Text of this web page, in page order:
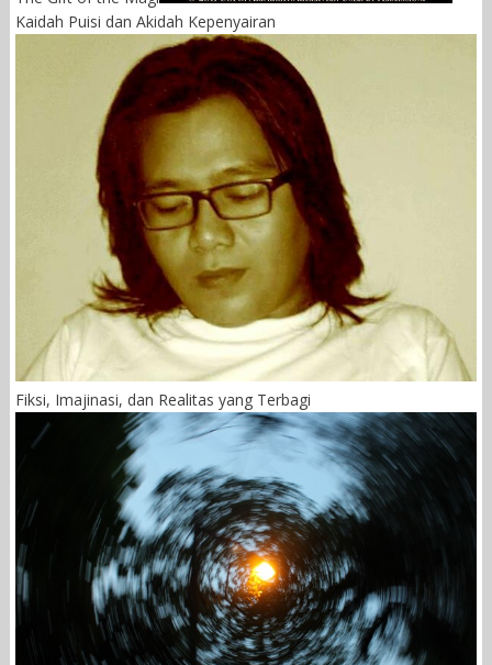
Kaidah Puisi dan Akidah Kepenyairan
Fiksi, Imajinasi, dan Realitas yang Terbagi